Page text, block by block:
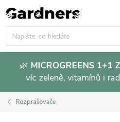
Přejít
na
obsah
🌿 MICROGREENS 1+1
víc zeleně, vitamínů i
Rozprašovače